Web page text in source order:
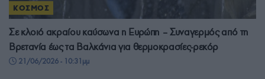
ΚΟΣΜΟΣ
Σε κλοιό ακραίου καύσωνα η Ευρώπη – Συναγερμός από τη
Βρετανία έως τα Βαλκάνια για θερμοκρασίες-ρεκόρ
21/06/2026 - 10:31μμ